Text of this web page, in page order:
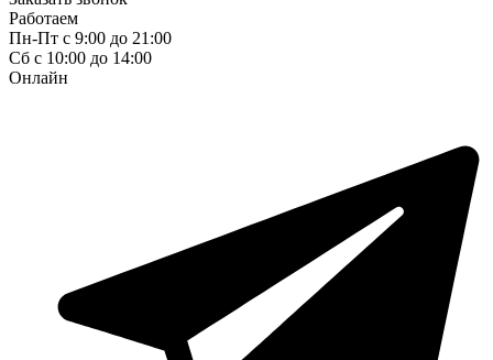
Работаем
Пн-Пт с 9:00 до 21:00
Сб с 10:00 до 14:00
Онлайн